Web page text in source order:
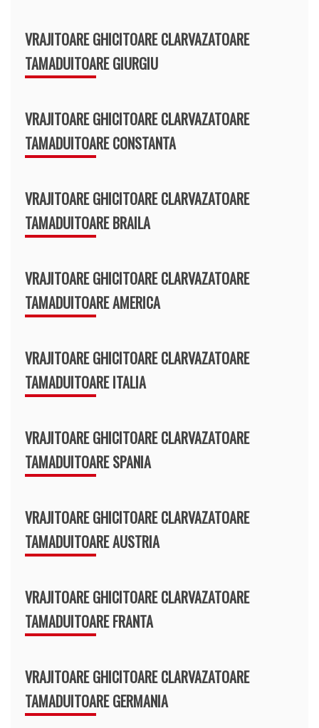
VRAJITOARE GHICITOARE CLARVAZATOARE
TAMADUITOARE GIURGIU
VRAJITOARE GHICITOARE CLARVAZATOARE
TAMADUITOARE CONSTANTA
VRAJITOARE GHICITOARE CLARVAZATOARE
TAMADUITOARE BRAILA
VRAJITOARE GHICITOARE CLARVAZATOARE
TAMADUITOARE AMERICA
VRAJITOARE GHICITOARE CLARVAZATOARE
TAMADUITOARE ITALIA
VRAJITOARE GHICITOARE CLARVAZATOARE
TAMADUITOARE SPANIA
VRAJITOARE GHICITOARE CLARVAZATOARE
TAMADUITOARE AUSTRIA
VRAJITOARE GHICITOARE CLARVAZATOARE
TAMADUITOARE FRANTA
VRAJITOARE GHICITOARE CLARVAZATOARE
TAMADUITOARE GERMANIA